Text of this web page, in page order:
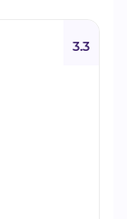
3.3